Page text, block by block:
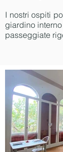
I nostri ospiti
giardino
passeggiate